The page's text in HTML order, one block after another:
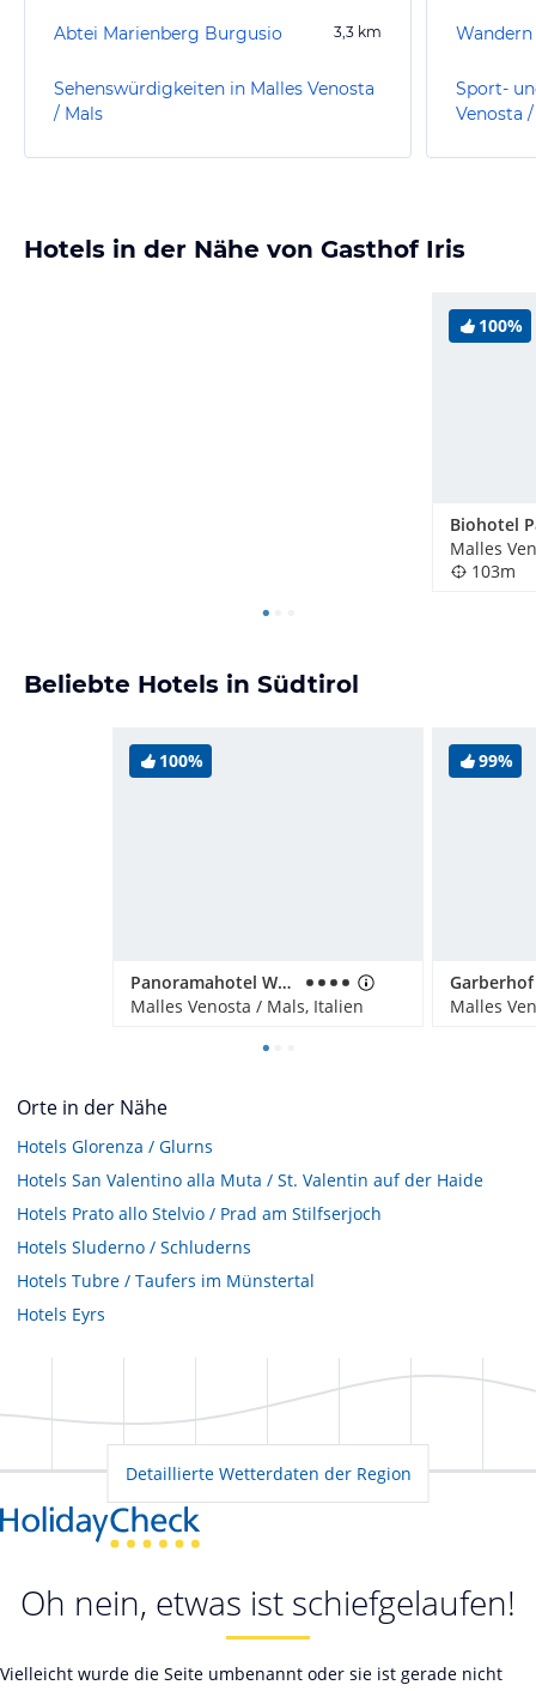
Abtei Marienberg Burgusio 3,3 km
Sehenswürdigkeiten in Malles Venosta
/ Mals
Sport-
Venosta
Hotels in der Nähe von Gasthof Iris
100%
Biohotel
Malles
103m
Beliebte Hotels in Südtirol
100%
Panoramahotel Watles
Malles Venosta / Mals, Italien
99%
Garberhof
Malles
Orte in der Nähe
Hotels Glorenza / Glurns
Hotels San Valentino alla Muta / St. Valentin auf der Haide
Hotels Prato allo Stelvio / Prad am Stilfserjoch
Hotels Sluderno / Schluderns
Hotels Tubre / Taufers im Münstertal
Hotels Eyrs
Detaillierte Wetterdaten der Region
Oh nein, etwas ist schiefgelaufen!
Vielleicht wurde die Seite umbenannt oder sie ist gerade nicht